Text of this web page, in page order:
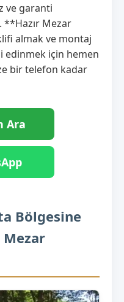
ve garanti
**Hazır Mezar
almak ve montaj
edinmek için hemen
bir telefon kadar
Ara
Bölgesine
Mezar